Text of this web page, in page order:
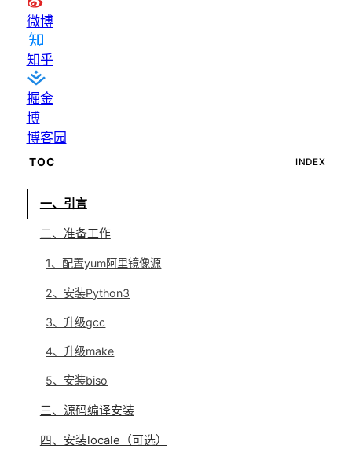
微博
知乎
掘金
博
博客园
TOC INDEX
一、引言
二、准备工作
1、配置yum阿里镜像源
2、安装Python3
3、升级gcc
4、升级make
5、安装biso
三、源码编译安装
四、安装locale（可选）